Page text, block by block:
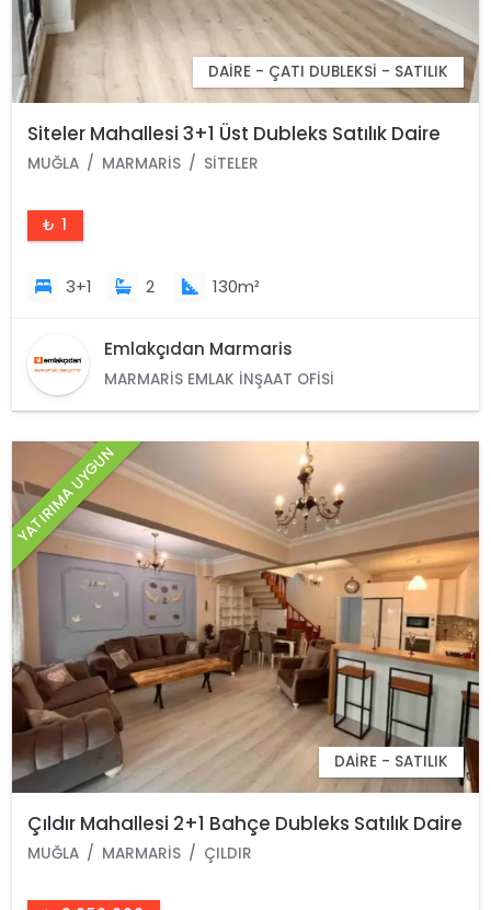
DAIRE - ÇATI DUBLEKSI - SATILIK
Siteler Mahallesi 3+1 Üst Dubleks Satılık Daire
MUĞLA MARMARIS SITELER
₺ 1
3+1 2 130m²
Emlakçıdan Marmaris
MARMARIS EMLAK İNŞAAT OFISI
YATIRIMA UYGUN
DAIRE - SATILIK
Çıldır Mahallesi 2+1 Bahçe Dubleks Satılık Daire
MUĞLA MARMARIS ÇILDIR